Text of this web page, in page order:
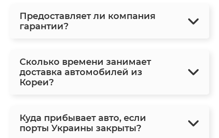
Предоставляет ли компания
гарантии?
Сколько времени занимает
доставка автомобилей из
Кореи?
Куда прибывает авто, если
порты Украины закрыты?